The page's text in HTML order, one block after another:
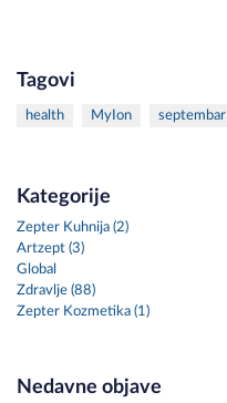
Tagovi
health MyIon septembar
Kategorije
Zepter Kuhnija (2)
Artzept (3)
Global
Zdravlje (88)
Zepter Kozmetika (1)
Nedavne objave